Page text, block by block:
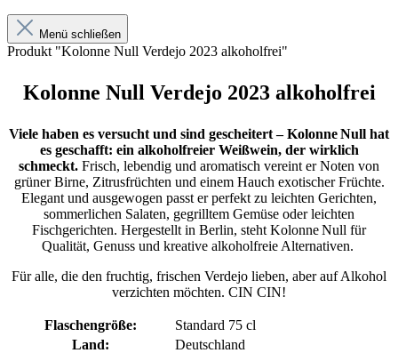
Menü schließen
Produkt "Kolonne Null Verdejo 2023 alkoholfrei"
Kolonne Null Verdejo 2023 alkoholfrei
Viele haben es versucht und sind gescheitert – Kolonne Null hat
es geschafft: ein alkoholfreier Weißwein, der wirklich
schmeckt. Frisch, lebendig und aromatisch vereint er Noten von
grüner Birne, Zitrusfrüchten und einem Hauch exotischer Früchte.
Elegant und ausgewogen passt er perfekt zu leichten Gerichten,
sommerlichen Salaten, gegrilltem Gemüse oder leichten
Fischgerichten. Hergestellt in Berlin, steht Kolonne Null für
Qualität, Genuss und kreative alkoholfreie Alternativen.
Für alle, die den fruchtig, frischen Verdejo lieben, aber auf Alkohol
verzichten möchten. CIN CIN!
Flaschengröße:
Standard 75 cl
Land:
Deutschland